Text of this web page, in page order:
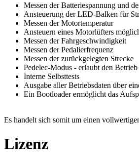
Messen der Batteriespannung und
Ansteuerung der LED-Balken für
Messen der Motortemperatur
Ansteuern eines Motorlüfters
Messen der Fahrgeschwindigkeit
Messen der Pedalierfrequenz
Messen der zurückgelegten Strecke
Pedelec-Modus - erlaubt den
Interne Selbsttests
Ausgabe aller Betriebsdaten über
Ein Bootloader ermöglicht das
Es handelt sich somit um einen
Lizenz